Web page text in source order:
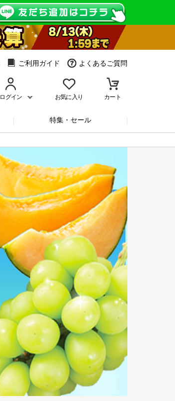
ご利用ガイド よくあるご質問
ログイン お気に入り カート
特集・セール